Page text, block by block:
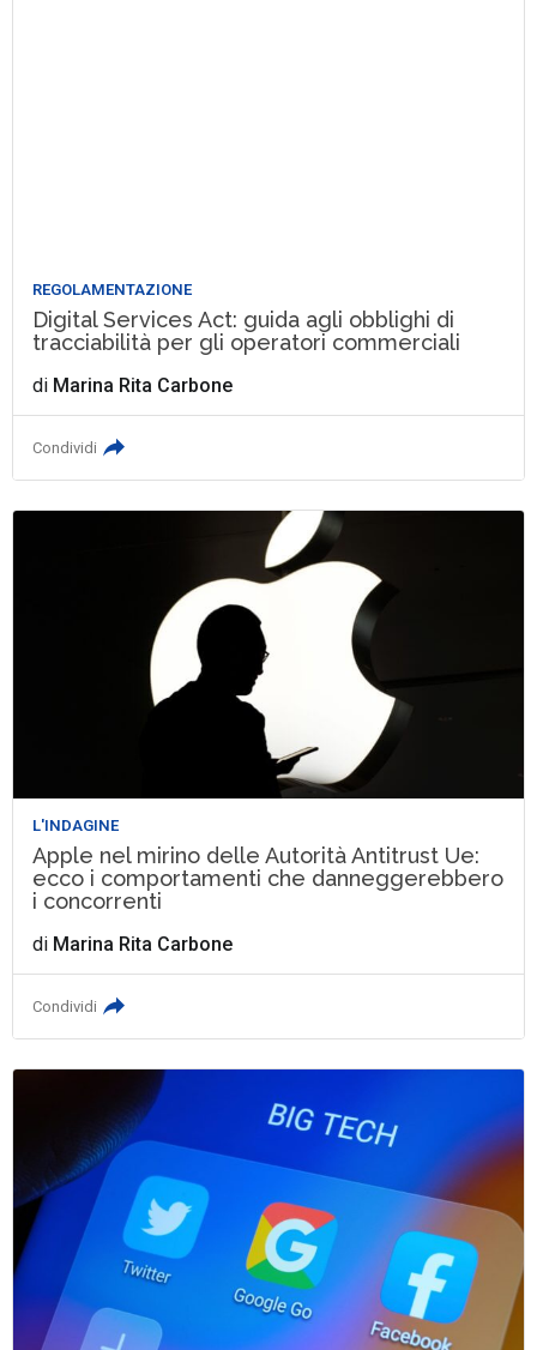
REGOLAMENTAZIONE
Digital Services Act: guida agli obblighi di
tracciabilità per gli operatori commerciali
di Marina Rita Carbone
Condividi
L'INDAGINE
Apple nel mirino delle Autorità Antitrust Ue:
ecco i comportamenti che danneggerebbero
i concorrenti
di Marina Rita Carbone
Condividi